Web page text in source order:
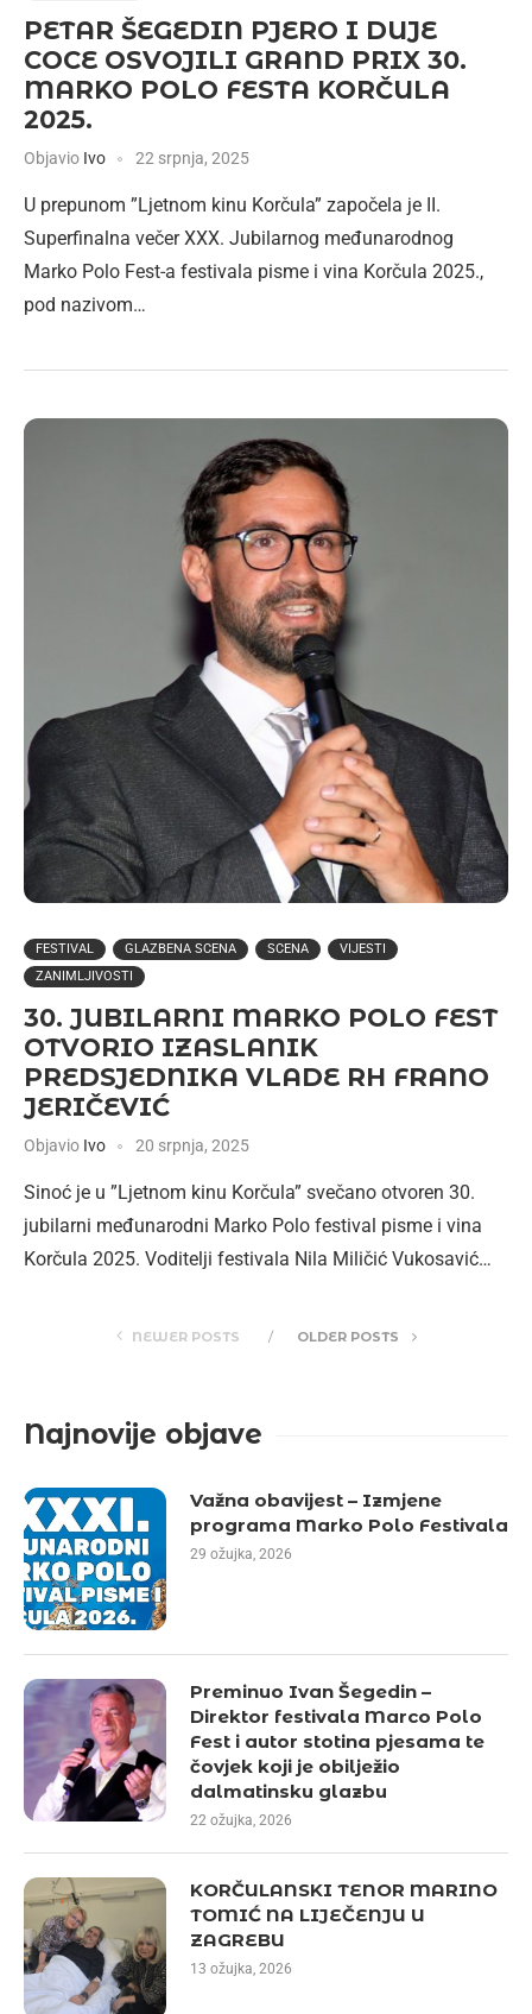
PETAR ŠEGEDIN PJERO I DUJE
COCE OSVOJILI GRAND PRIX 30.
MARKO POLO FESTA KORČULA
2025.
Objavio Ivo 22 srpnja, 2025
U prepunom ”Ljetnom kinu Korčula” započela je II.
Superfinalna večer XXX. Jubilarnog međunarodnog
Marko Polo Fest-a festivala pisme i vina Korčula 2025.,
pod nazivom…
FESTIVAL GLAZBENA SCENA SCENA
VIJESTI
ZANIMLJIVOSTI
30. JUBILARNI MARKO POLO FEST
OTVORIO IZASLANIK
PREDSJEDNIKA VLADE RH FRANO
JERIČEVIĆ
Objavio Ivo 20 srpnja, 2025
Sinoć je u ”Ljetnom kinu Korčula” svečano otvoren 30.
jubilarni međunarodni Marko Polo festival pisme i vina
Korčula 2025. Voditelji festivala Nila Miličić Vukosavić…
NEWER POSTS OLDER POSTS
Najnovije objave
Važna obavijest – Izmjene
programa Marko Polo Festivala
29 ožujka, 2026
Preminuo Ivan Šegedin –
Direktor festivala Marco Polo
Fest i autor stotina pjesama te
čovjek koji je obilježio
dalmatinsku glazbu
22 ožujka, 2026
KORČULANSKI TENOR MARINO
TOMIĆ NA LIJEČENJU U
ZAGREBU
13 ožujka, 2026